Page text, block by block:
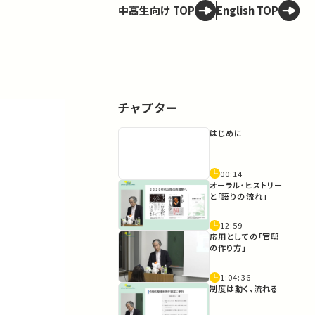
中高生向け TOP English TOP
チャプター
はじめに
00:14
オーラル・ヒストリー
と「語りの流れ」
12:59
応用としての「官邸
の作り方」
1:04:36
制度は動く、流れる